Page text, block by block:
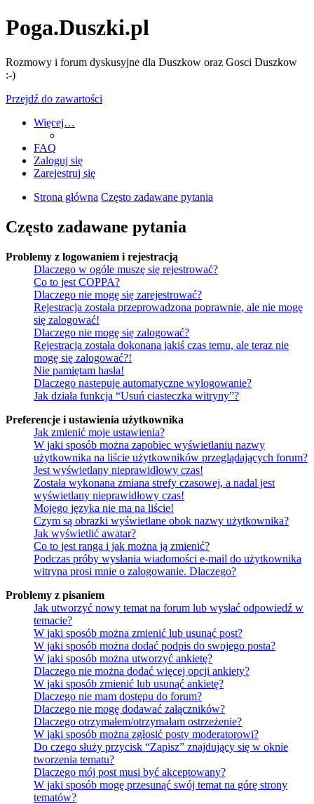
Poga.Duszki.pl
Rozmowy i forum dyskusyjne dla Duszkow oraz Gosci Duszkow
:-)
Przejdź do zawartości
Więcej…
FAQ
Zaloguj się
Zarejestruj się
Strona główna Często zadawane pytania
Często zadawane pytania
Problemy z logowaniem i rejestracją
Dlaczego w ogóle muszę się rejestrować?
Co to jest COPPA?
Dlaczego nie mogę się zarejestrować?
Rejestracja została przeprowadzona poprawnie, ale nie mogę
się zalogować!
Dlaczego nie mogę się zalogować?
Rejestracja została dokonana jakiś czas temu, ale teraz nie
mogę się zalogować?!
Nie pamiętam hasła!
Dlaczego następuje automatyczne wylogowanie?
Jak działa funkcja “Usuń ciasteczka witryny”?
Preferencje i ustawienia użytkownika
Jak zmienić moje ustawienia?
W jaki sposób można zapobiec wyświetlaniu nazwy
użytkownika na liście użytkowników przeglądających forum?
Jest wyświetlany nieprawidłowy czas!
Została wykonana zmiana strefy czasowej, a nadal jest
wyświetlany nieprawidłowy czas!
Mojego języka nie ma na liście!
Czym są obrazki wyświetlane obok nazwy użytkownika?
Jak wyświetlić awatar?
Co to jest ranga i jak można ją zmienić?
Podczas próby wysłania wiadomości e-mail do użytkownika
witryna prosi mnie o zalogowanie. Dlaczego?
Problemy z pisaniem
Jak utworzyć nowy temat na forum lub wysłać odpowiedź w
temacie?
W jaki sposób można zmienić lub usunąć post?
W jaki sposób można dodać podpis do swojego posta?
W jaki sposób można utworzyć ankietę?
Dlaczego nie można dodać więcej opcji ankiety?
W jaki sposób zmienić lub usunąć ankietę?
Dlaczego nie mam dostępu do forum?
Dlaczego nie mogę dodawać załączników?
Dlaczego otrzymałem/otrzymałam ostrzeżenie?
W jaki sposób można zgłosić posty moderatorowi?
Do czego służy przycisk “Zapisz” znajdujący się w oknie
tworzenia tematu?
Dlaczego mój post musi być akceptowany?
W jaki sposób mogę przesunąć swój temat na górę strony
tematów?